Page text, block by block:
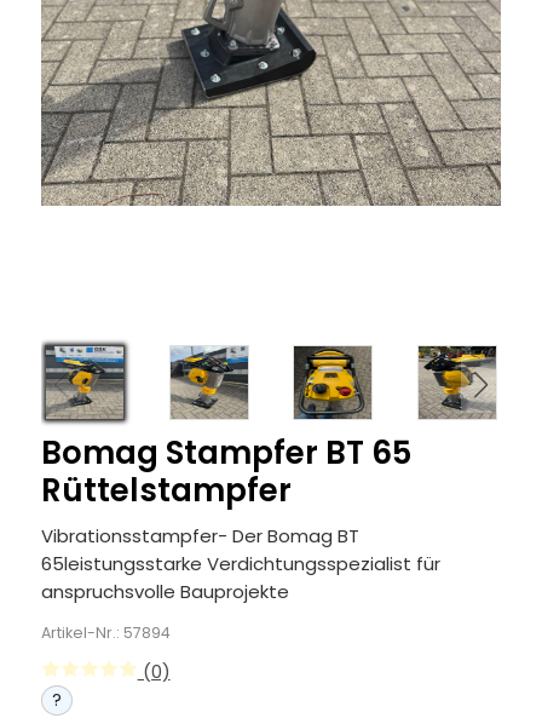
Bomag Stampfer BT 65
Rüttelstampfer
Vibrationsstampfer- Der Bomag BT
65leistungsstarke Verdichtungsspezialist für
anspruchsvolle Bauprojekte
Artikel-Nr.: 57894
(0)
?